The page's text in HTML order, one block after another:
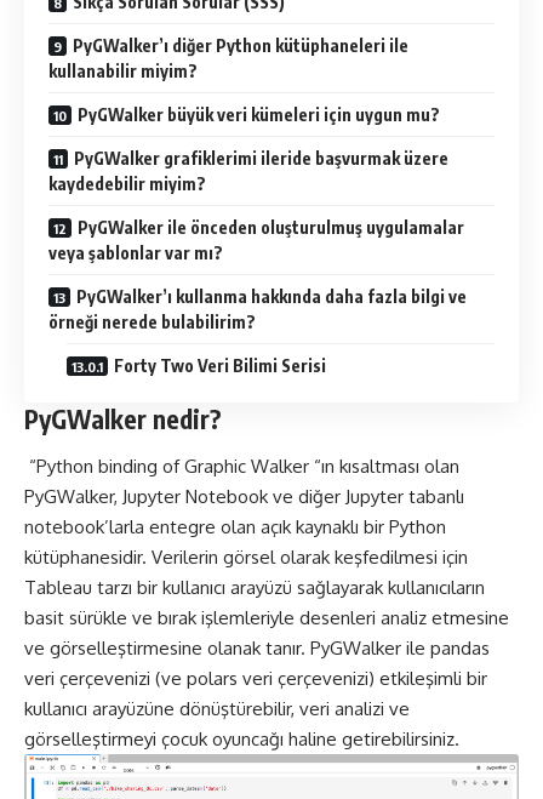
PyGWalker’ı diğer Python kütüphaneleri ile
kullanabilir miyim?
PyGWalker büyük veri kümeleri için uygun mu?
PyGWalker grafiklerimi ileride başvurmak üzere
kaydedebilir miyim?
PyGWalker ile önceden oluşturulmuş uygulamalar
veya şablonlar var mı?
PyGWalker’ı kullanma hakkında daha fazla bilgi ve
örneği nerede bulabilirim?
Forty Two Veri Bilimi Serisi
PyGWalker nedir?
“Python binding of Graphic Walker “ın kısaltması olan
PyGWalker, Jupyter Notebook ve diğer Jupyter tabanlı
notebook’larla entegre olan açık kaynaklı bir Python
kütüphanesidir. Verilerin görsel olarak keşfedilmesi için
Tableau tarzı bir kullanıcı arayüzü sağlayarak kullanıcıların
basit sürükle ve bırak işlemleriyle desenleri analiz etmesine
ve görselleştirmesine olanak tanır. PyGWalker ile pandas
veri çerçevenizi (ve polars veri çerçevenizi) etkileşimli bir
kullanıcı arayüzüne dönüştürebilir, veri analizi ve
görselleştirmeyi çocuk oyuncağı haline getirebilirsiniz.